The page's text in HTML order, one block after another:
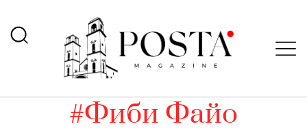
#Фиби Файо